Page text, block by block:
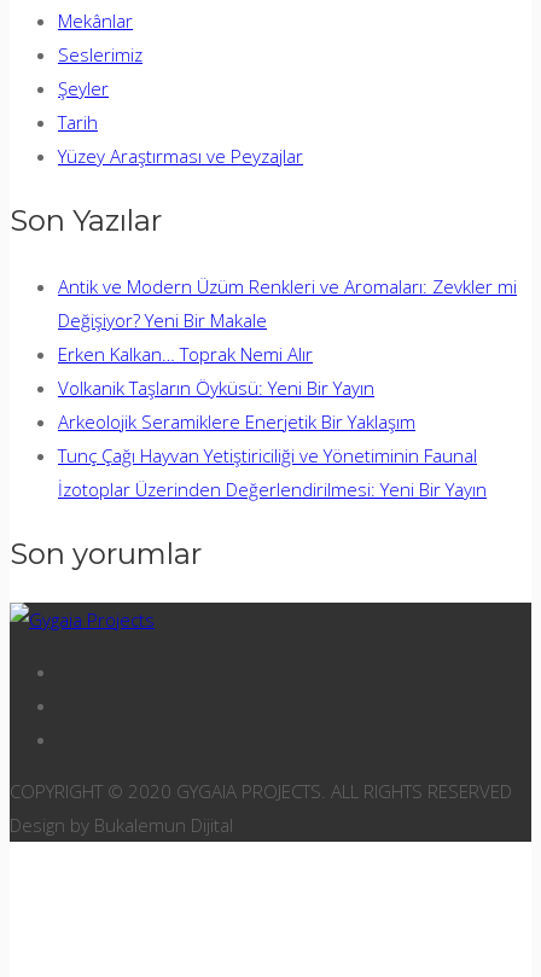
Mekânlar
Seslerimiz
Şeyler
Tarih
Yüzey Araştırması ve Peyzajlar
Son Yazılar
Antik ve Modern Üzüm Renkleri ve Aromaları: Zevkler mi
Değişiyor? Yeni Bir Makale
Erken Kalkan… Toprak Nemi Alır
Volkanik Taşların Öyküsü: Yeni Bir Yayın
Arkeolojik Seramiklere Enerjetik Bir Yaklaşım
Tunç Çağı Hayvan Yetiştiriciliği ve Yönetiminin Faunal
İzotoplar Üzerinden Değerlendirilmesi: Yeni Bir Yayın
Son yorumlar
COPYRIGHT © 2020 GYGAIA PROJECTS. ALL RIGHTS RESERVED
Design by Bukalemun Dijital